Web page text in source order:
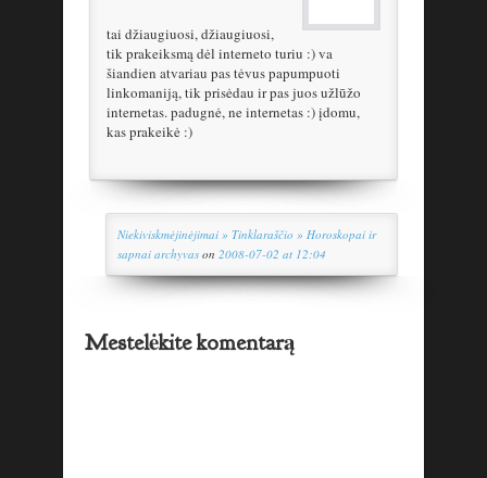
tai džiaugiuosi, džiaugiuosi,
tik prakeiksmą dėl interneto turiu :) va
šiandien atvariau pas tėvus papumpuoti
linkomaniją, tik prisėdau ir pas juos užlūžo
internetas. padugnė, ne internetas :) įdomu,
kas prakeikė :)
Niekiviskmėjinėjimai » Tinklaraščio » Horoskopai ir
sapnai archyvas on 2008-07-02 at 12:04
Mestelėkite komentarą